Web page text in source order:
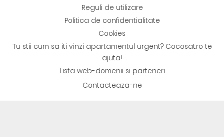
Reguli de utilizare
Politica de confidentialitate
Cookies
Tu stii cum sa iti vinzi apartamentul urgent? Cocosat.ro te
ajuta!
Lista web-domenii si parteneri
Contacteaza-ne